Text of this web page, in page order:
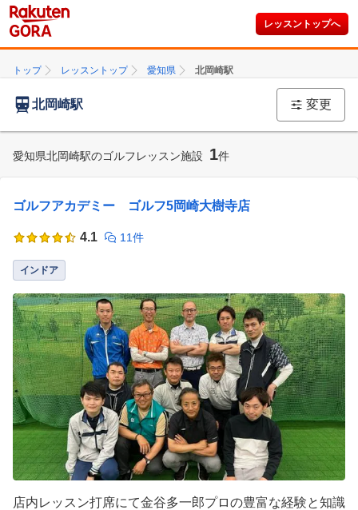
レッスントップへ
トップ レッスントップ 愛知県 北岡崎駅
北岡崎駅 変更
愛知県北岡崎駅のゴルフレッスン施設 1件
ゴルフアカデミー ゴルフ5岡崎大樹寺店
4.1 11件
インドア
店内レッスン打席にて金谷多一郎プロの豊富な経験と知識